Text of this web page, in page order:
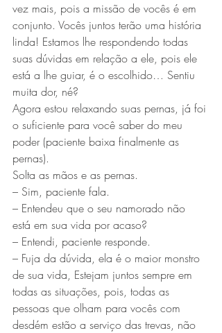
vez mais, pois a missão de vocês é em
conjunto. Vocês juntos terão uma história
linda! Estamos lhe respondendo todas
suas dúvidas em relação a ele, pois ele
está a lhe guiar, é o escolhido… Sentiu
muita dor, né?
Agora estou relaxando suas pernas, já foi
o suficiente para você saber do meu
poder (paciente baixa finalmente as
pernas).
Solta as mãos e as pernas.
– Sim, paciente fala.
– Entendeu que o seu namorado não
está em sua vida por acaso?
– Entendi, paciente responde.
– Fuja da dúvida, ela é o maior monstro
de sua vida, Estejam juntos sempre em
todas as situações, pois, todas as
pessoas que olham para vocês com
desdém estão a serviço das trevas, não